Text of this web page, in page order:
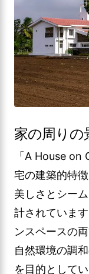
家の周りの
「A House on
宅の建築的特
美しさとシー
計されていま
ンスペースの
自然環境の調
を目的としてい